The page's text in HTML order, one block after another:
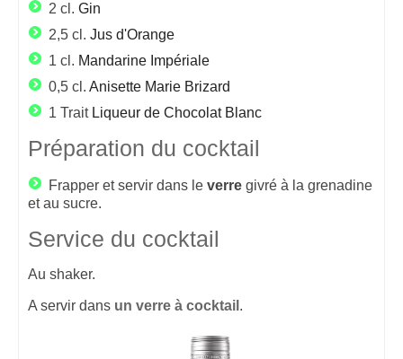
2 cl. Gin
2,5 cl. Jus d'Orange
1 cl. Mandarine Impériale
0,5 cl. Anisette Marie Brizard
1 Trait Liqueur de Chocolat Blanc
Préparation du cocktail
Frapper et servir dans le verre givré à la grenadine
et au sucre.
Service du cocktail
Au shaker.
A servir dans un verre à cocktail .